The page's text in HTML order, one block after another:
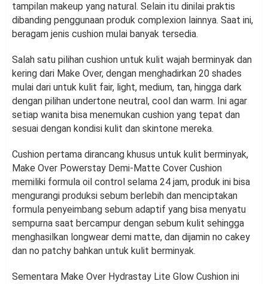
tampilan makeup yang natural. Selain itu dinilai praktis
dibanding penggunaan produk complexion lainnya. Saat ini,
beragam jenis cushion mulai banyak tersedia.
Salah satu pilihan cushion untuk kulit wajah berminyak dan
kering dari Make Over, dengan menghadirkan 20 shades
mulai dari untuk kulit fair, light, medium, tan, hingga dark
dengan pilihan undertone neutral, cool dan warm. Ini agar
setiap wanita bisa menemukan cushion yang tepat dan
sesuai dengan kondisi kulit dan skintone mereka.
Cushion pertama dirancang khusus untuk kulit berminyak,
Make Over Powerstay Demi-Matte Cover Cushion
memiliki formula oil control selama 24 jam, produk ini bisa
mengurangi produksi sebum berlebih dan menciptakan
formula penyeimbang sebum adaptif yang bisa menyatu
sempurna saat bercampur dengan sebum kulit sehingga
menghasilkan longwear demi matte, dan dijamin no cakey
dan no patchy bahkan untuk kulit berminyak.
Sementara Make Over Hydrastay Lite Glow Cushion ini